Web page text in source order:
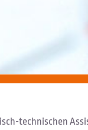
technischen